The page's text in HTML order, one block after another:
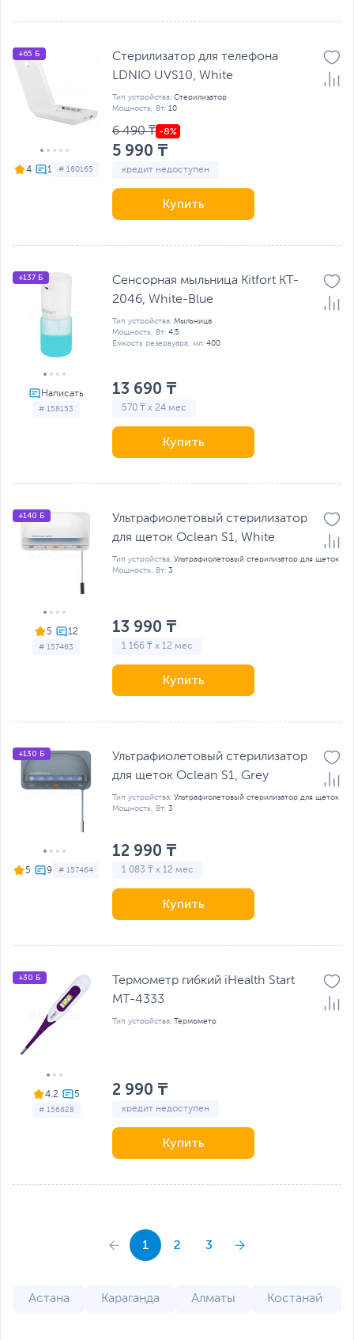
4 # 160165
+65 Б
Стерилизатор для телефона
LDNIO UVS10, White
Тип устройства: Стерилизатор
Мощность, Вт: 10
6 490 ₸
5 990 ₸
кредит недоступен
Купить
# 158153
+137 Б
Сенсорная мыльница Kitfort KT-
2046, White-Blue
Тип устройства: Мыльница
Мощность, Вт: 4.5
Емкость резервуара, мл: 400
13 690 ₸
570 ₸ x 24 мес
Купить
5
# 157463
+140 Б
Ультрафиолетовый стерилизатор
для щеток Oclean S1, White
Тип устройства: Ультрафиолетовый стерилизатор для щеток
Мощность, Вт: 3
13 990 ₸
1 166 ₸ x 12 мес
Купить
5 # 157464
+130 Б
Ультрафиолетовый стерилизатор
для щеток Oclean S1, Grey
Тип устройства: Ультрафиолетовый стерилизатор для щеток
Мощность, Вт: 3
12 990 ₸
1 083 ₸ x 12 мес
Купить
4.2
# 156828
+30 Б
Термометр гибкий iHealth Start
MT-4333
Тип устройства: Термометр
2 990 ₸
кредит недоступен
Купить
1 2 3
Астана Караганда Алматы Костанай